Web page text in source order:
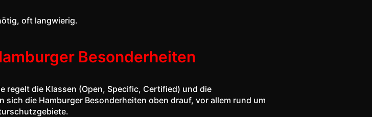
oft langwierig.
Besonderheiten
regelt die Klassen (Open, Specific, Certified) und die
die Hamburger Besonderheiten oben drauf, vor allem rund um